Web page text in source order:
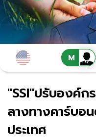
"SSI"ปรับองค์ก
ลางทางคาร์บอ
ประเทศ